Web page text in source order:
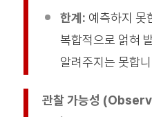
한계: 예측하지 못
복합적으로 얽혀
알려주지는 못합
관찰 가능성